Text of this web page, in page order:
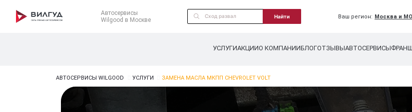
Автосервисы
Wilgood в Москве
Найти Ваш регион: Москва и МО
УСЛУГИАКЦИИО КОМПАНИИБЛОГОТЗЫВЫАВТОСЕРВИСЫ
АВТОСЕРВИСЫ WILGOOD УСЛУГИ ЗАМЕНА МАСЛА МКПП CHEVROLET VOLT